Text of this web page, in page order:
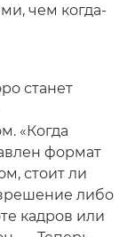
чем когда-
станет
«Когда
формат
стоит ли
либо
кадров или